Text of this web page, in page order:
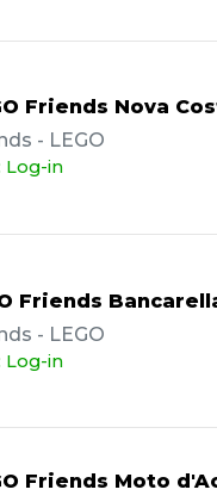
Friends Nova
- LEGO
Log-in
Friends
- LEGO
Log-in
Friends Moto